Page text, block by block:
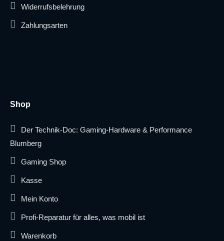
Widerrufsbelehrung
Zahlungsarten
Shop
Der Technik-Doc: Gaming-Hardware & Performance
Blumberg
Gaming Shop
Kasse
Mein Konto
Profi-Reparatur für alles, was mobil ist
Warenkorb